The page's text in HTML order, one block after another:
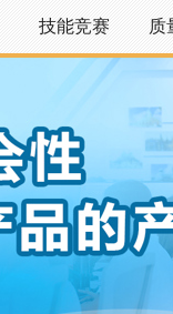
技能竞赛 质